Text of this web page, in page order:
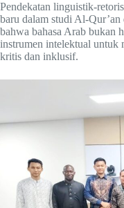
Pendekatan linguistik-
baru dalam studi Al-
bahwa bahasa Arab bukan
instrumen intelektual untuk
kritis dan inklusif.